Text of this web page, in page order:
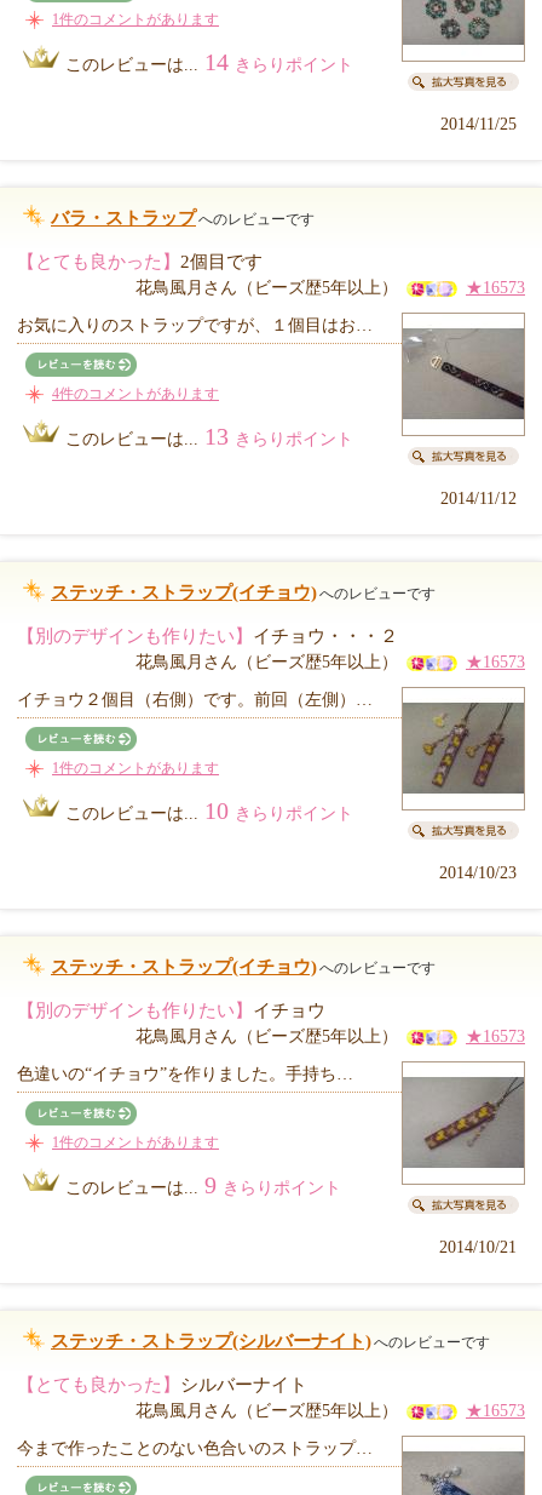
1件のコメントがあります
このレビューは... 14 きらりポイント
2014/11/25
バラ・ストラップへのレビューです
【とても良かった】 2個目です
花鳥風月さん（ビーズ歴5年以上） ★16573
お気に入りのストラップですが、１個目はお…
4件のコメントがあります
このレビューは... 13 きらりポイント
2014/11/12
ステッチ・ストラップ(イチョウ)へのレビューです
【別のデザインも作りたい】 イチョウ・・・２
花鳥風月さん（ビーズ歴5年以上） ★16573
イチョウ２個目（右側）です。前回（左側）…
1件のコメントがあります
このレビューは... 10 きらりポイント
2014/10/23
ステッチ・ストラップ(イチョウ)へのレビューです
【別のデザインも作りたい】 イチョウ
花鳥風月さん（ビーズ歴5年以上） ★16573
色違いの“イチョウ”を作りました。手持ち…
1件のコメントがあります
このレビューは... 9 きらりポイント
2014/10/21
ステッチ・ストラップ(シルバーナイト)へのレビューです
【とても良かった】 シルバーナイト
花鳥風月さん（ビーズ歴5年以上） ★16573
今まで作ったことのない色合いのストラップ…